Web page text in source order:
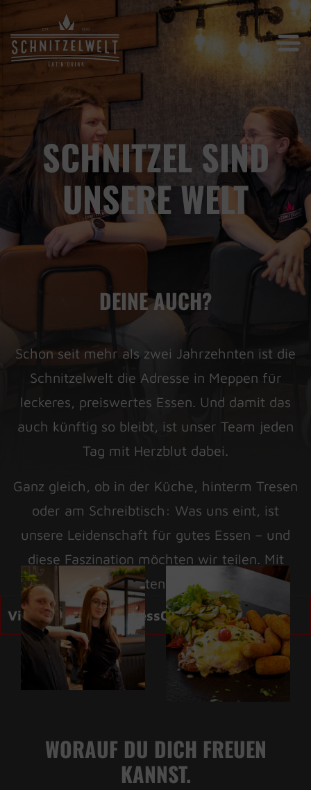
SCHNITZEL SIND
UNSERE WELT
DEINE AUCH?
Schon seit mehr als zwei Jahrzehnten ist die
Schnitzelwelt die Adresse in Meppen für
leckeres, preiswertes Essen. Und damit das
auch künftig so bleibt, ist unser Team jeden
Tag mit Herzblut dabei.
Ganz gleich, ob in der Küche, hinterm Tresen
oder am Schreibtisch: Was uns eint, ist
unsere Leidenschaft für gutes Essen – und
diese Faszination möchten wir teilen. Mit
unseren Gästen und mit dir!
View file ShowAddress01 missing.
WORAUF DU DICH FREUEN
KANNST.